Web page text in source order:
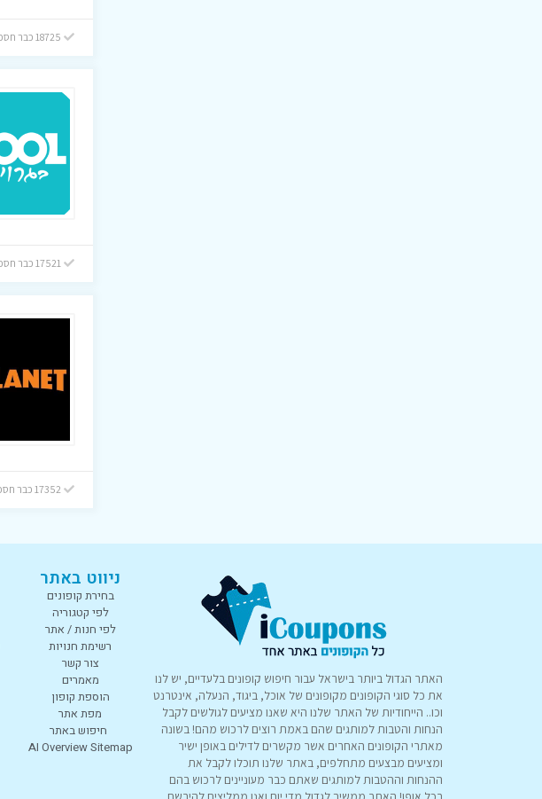
האתר הגדול ביותר בישראל עבור חיפוש קופונים בלעדיים, יש לנו
את כל סוגי הקופונים מקופונים של אוכל, ביגוד, הנעלה, אינטרנט
וכו.. הייחודיות של האתר שלנו היא שאנו מציעים לגולשים לקבל
הנחות והטבות למותגים שהם באמת רוצים לרכוש מהם! בשונה
מאתרי הקופונים האחרים אשר מקשרים לדילים באופן ישיר
ומציעים מבצעים מתחלפים, באתר שלנו תוכלו לקבל את
ההנחות וההטבות למותגים שאתם כבר מעוניינים לרכוש בהם
ניווט באתר
בחירת קופונים
לפי קטגוריה
לפי חנות / אתר
רשימת חנויות
צור קשר
מאמרים
הוספת קופון
מפת אתר
חיפוש באתר
AI Overview Sitemap